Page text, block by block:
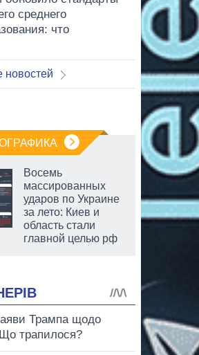
среднего
что
новостей
Восемь
массированных
ударов по Украине
за лето: Киев и
область стали
главной целью рф